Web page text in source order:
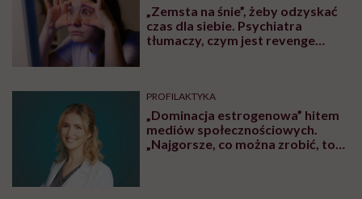
„Zemsta na śnie”, żeby odzyskać
czas dla siebie. Psychiatra
tłumaczy, czym jest revenge
PROFILAKTYKA
„Dominacja estrogenowa” hitem
mediów społecznościowych.
„Najgorsze, co można zrobić, to